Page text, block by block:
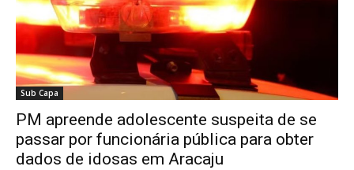
Sub Capa
PM apreende adolescente suspeita de se
passar por funcionária pública para obter
dados de idosas em Aracaju